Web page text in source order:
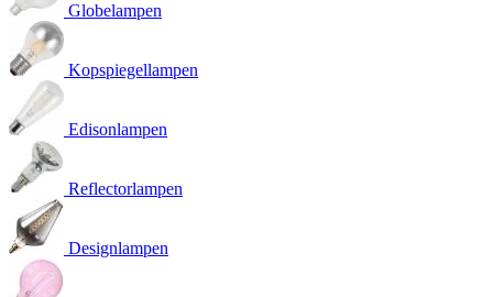
Globelampen
Kopspiegellampen
Edisonlampen
Reflectorlampen
Designlampen